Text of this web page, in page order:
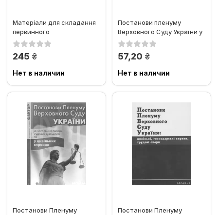
Матеріали для складання
первинного
кваліфікаційного
245 грн.
Нет в наличии
Постанови пленуму
Верховного Суду України у
цивільних справах
57,20 грн.
Нет в наличии
Постанови Пленуму Постанови Пленуму